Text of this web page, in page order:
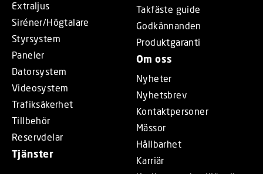
Extraljus
Siréner/Högtalare
Styrsystem
Paneler
Datorsystem
Videosystem
Trafiksäkerhet
Tillbehör
Reservdelar
Tjänster
Takfäste guide
Godkännanden
Produktgaranti
Om oss
Nyheter
Nyhetsbrev
Kontaktpersoner
Mässor
Hållbarhet
Karriär